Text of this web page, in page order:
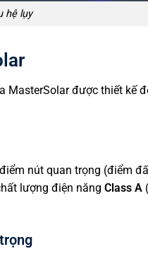
hệ lụy
MasterSolar được thiết kế
nút quan trọng (điểm
lượng điện năng Class A